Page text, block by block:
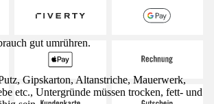
gut umrühren.
Gipskarton, Altanstriche, Mauerwerk,
etc., Untergründe müssen trocken, fett- und